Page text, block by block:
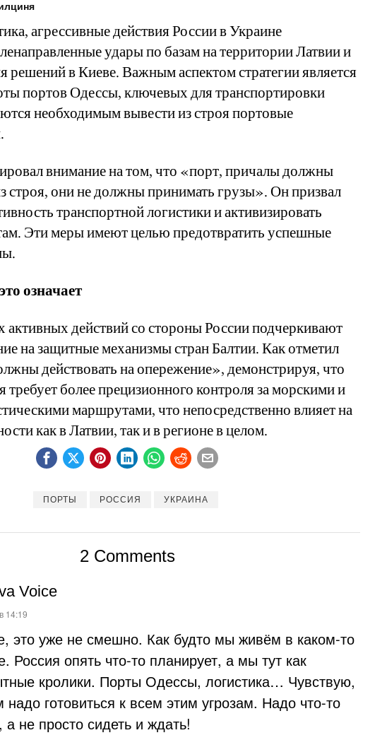
агрессивные действия России в Украине
удары по базам на территории Латвии и
решений в Киеве. Важным аспектом стратегии является
портов Одессы, ключевых для транспортировки
необходимым вывести из строя портовые
внимание на том, что «порт, причалы должны
строя, они не должны принимать грузы». Он призвал
транспортной логистики и активизировать
Эти меры имеют целью предотвратить успешные
означает
активных действий со стороны России подчеркивают
на защитные механизмы стран Балтии. Как отметил
действовать на опережение», демонстрируя, что
требует более прецизионного контроля за морскими и
маршрутами, что непосредственно влияет на
как в Латвии, так и в регионе в целом.
ПОРТЫ РОССИЯ УКРАИНА
2 Comments
Voice
14:19
это уже не смешно. Как будто мы живём в каком-то
Россия опять что-то планирует, а мы тут как
кролики. Порты Одессы, логистика… Чувствую,
надо готовиться к всем этим угрозам. Надо что-то
а не просто сидеть и ждать!